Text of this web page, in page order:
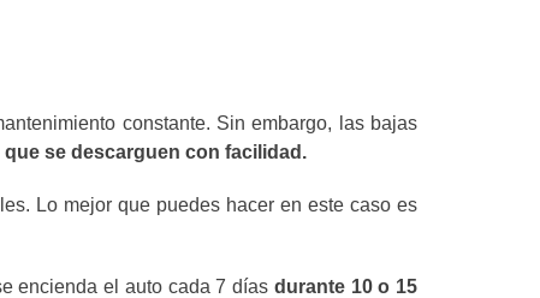
constante. Sin embargo, las bajas
se descarguen con facilidad.
Lo mejor que puedes hacer en este caso es
encienda el auto cada 7 días durante 10 o 15